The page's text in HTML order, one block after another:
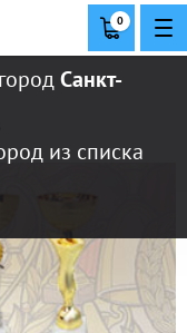
Санкт-
из списка
0